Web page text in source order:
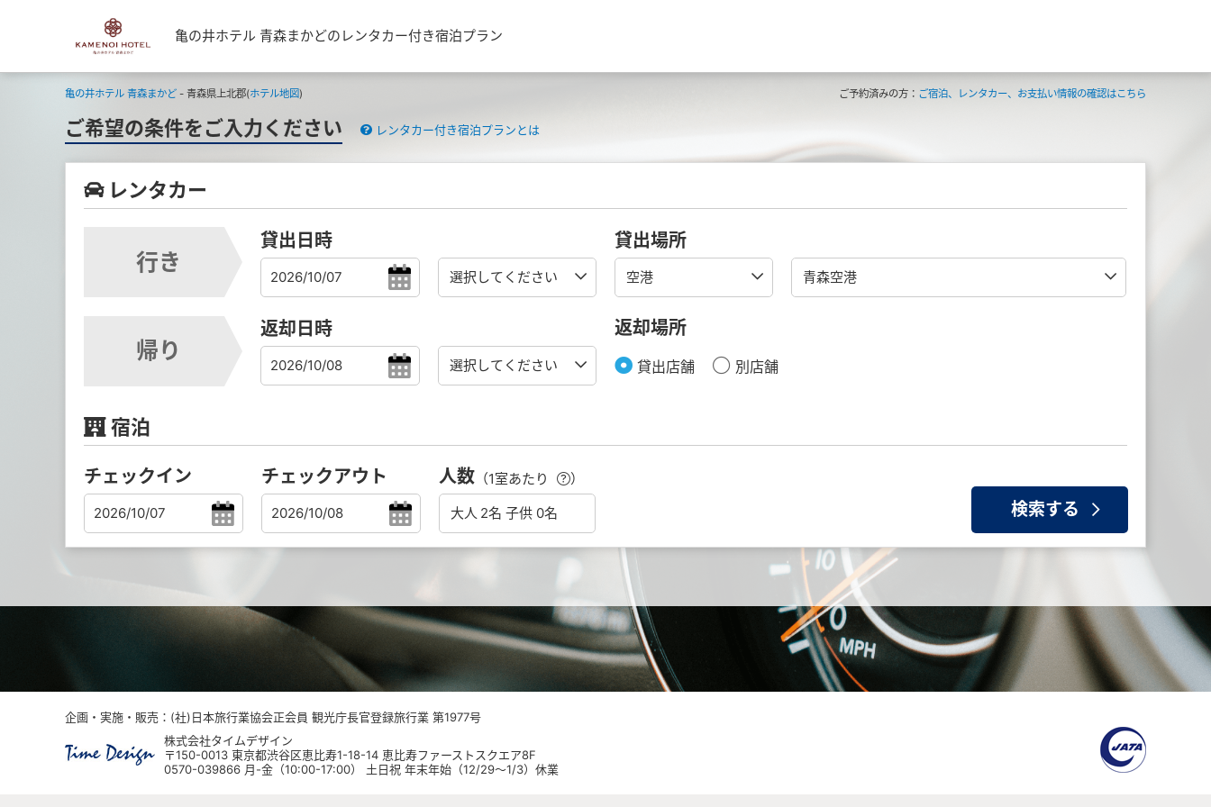
亀の井ホテル 青森まかどのレンタカー付き宿泊プラン
亀の井ホテル 青森まかど - 青森県上北郡(ホテル地図) ご予約済みの方： ご宿泊、レンタカー、お支払い情報の確認はこちら
ご希望の条件をご入力ください レンタカー付き宿泊プランとは
レンタカー
行き
貸出日時 貸出場所
帰り
返却日時 返却場所
貸出店舗 別店舗
宿泊
チェックイン チェックアウト 人数 （1室あたり ）
企画・実施・販売：(社)日本旅行業協会正会員 観光庁長官登録旅行業 第1977号
株式会社タイムデザイン
〒150-0013 東京都渋谷区恵比寿1-18-14 恵比寿ファーストスクエア8F
0570-039866 月-金（10:00-17:00） 土日祝 年末年始（12/29～1/3）休業